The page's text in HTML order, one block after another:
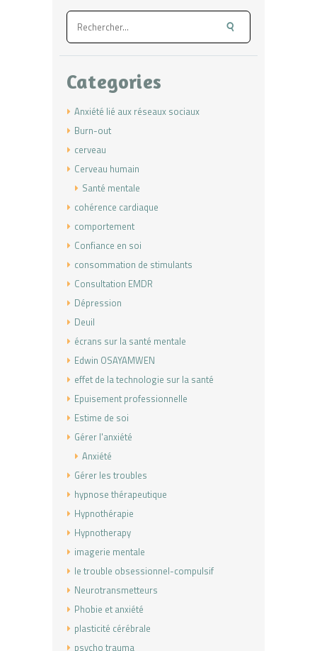
Rechercher :
Categories
Anxiété lié aux réseaux sociaux
Burn-out
cerveau
Cerveau humain
Santé mentale
cohérence cardiaque
comportement
Confiance en soi
consommation de stimulants
Consultation EMDR
Dépression
Deuil
écrans sur la santé mentale
Edwin OSAYAMWEN
effet de la technologie sur la santé
Epuisement professionnelle
Estime de soi
Gérer l'anxiété
Anxiété
Gérer les troubles
hypnose thérapeutique
Hypnothérapie
Hypnotherapy
imagerie mentale
le trouble obsessionnel-compulsif
Neurotransmetteurs
Phobie et anxiété
plasticité cérébrale
psycho trauma